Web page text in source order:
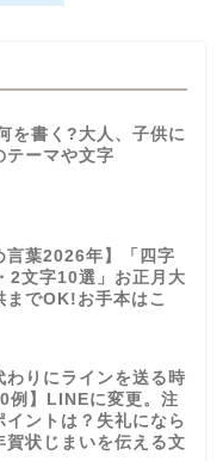
を書く?大人、子供に
テーマや文字
言葉2026年】「四字
2文字10選」お正月大
までOK!お手本はこ
わりにラインを送る時
例】LINEに変更。注
イントは？失礼になら
賀状じまいを伝える文